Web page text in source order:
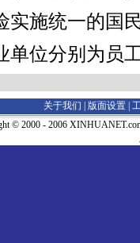
实施统一的国
单位分别为员
关于我们 | 版面设置
© 2000 - 2006